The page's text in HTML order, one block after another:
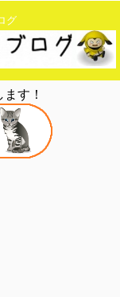
グ
す！